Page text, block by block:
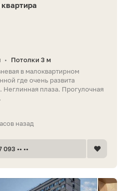
•
Потолки 3 м
в малоквартирном
где очень развита
Неглинная плаза. Прогулочная
назад
093 •• ••